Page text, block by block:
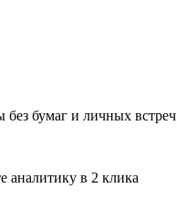
бумаг и личных встреч
аналитику в 2 клика